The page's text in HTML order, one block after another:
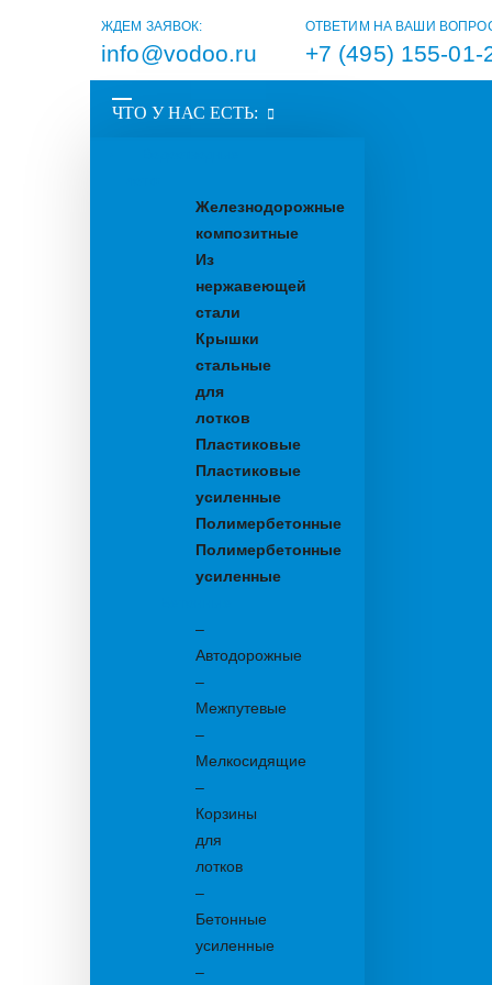
ЖДЕМ ЗАЯВОК:
info@vodoo.ru
ОТВЕТИМ НА ВАШИ
+7 (495) 155-01-
ЧТО У НАС ЕСТЬ:
Железнодорожные
композитные
Из
нержавеющей
стали
Крышки
стальные
для
лотков
Пластиковые
Пластиковые
усиленные
Полимербетонные
Полимербетонные
усиленные
–
Автодорожные
–
Межпутевые
–
Мелкосидящие
–
Корзины
для
лотков
–
Бетонные
усиленные
–